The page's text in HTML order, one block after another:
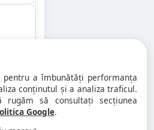
pentru a îmbunătăți performanța
conținutul și a analiza traficul.
rugăm să consultați secțiunea
Google.